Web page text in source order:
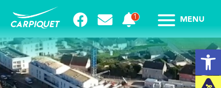
Ouvrir
MENU